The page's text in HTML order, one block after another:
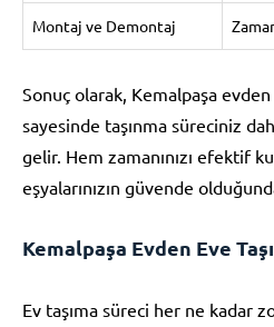
Montaj ve Demontaj
Sonuç olarak, Kemalpaşa
sayesinde taşınma süreciniz
gelir. Hem zamanınızı efektif
eşyalarınızın güvende
Kemalpaşa Evden Eve
Ev taşıma süreci her ne kadar